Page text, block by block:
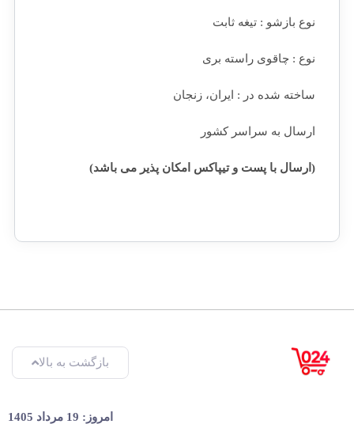
نوع بازشو : تیغه ثابت
نوع : چاقوی راسته بری
ساخته شده در : ایران، زنجان
ارسال به سراسر کشور
(ارسال با پست و تیپاکس امکان پذیر می باشد)
بازگشت به بالا
امروز: 19 مرداد 1405